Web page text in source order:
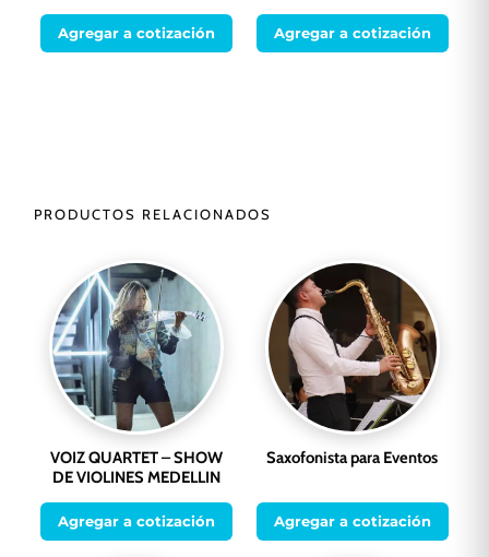
Agregar a cotización Agregar a cotización
PRODUCTOS RELACIONADOS
VOIZ QUARTET – SHOW
DE VIOLINES MEDELLIN
Agregar a cotización
Saxofonista para Eventos
Agregar a cotización